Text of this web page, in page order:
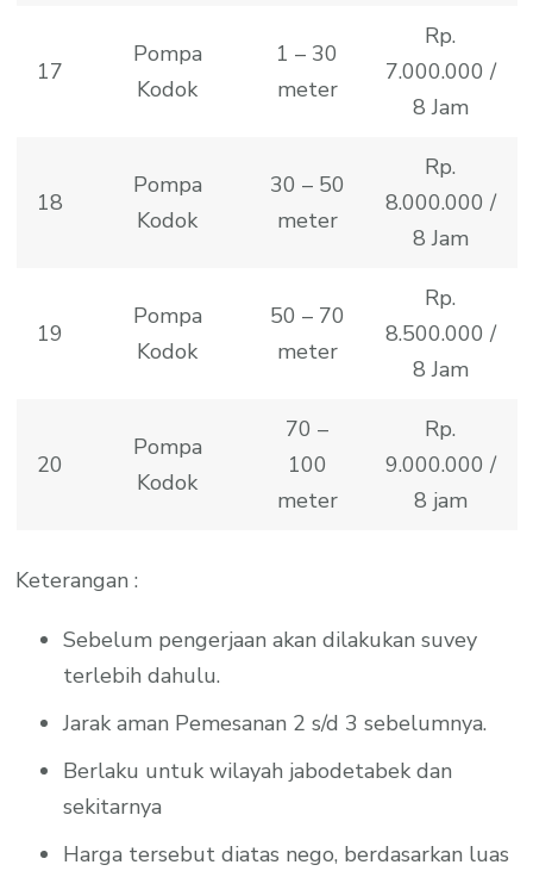
17
Pompa
Kodok
1 – 30
meter
Rp.
7.000.000 /
8 Jam
18
Pompa
Kodok
30 – 50
meter
Rp.
8.000.000 /
8 Jam
19
Pompa
Kodok
50 – 70
meter
Rp.
8.500.000 /
8 Jam
20
Pompa
Kodok
70 –
100
meter
Rp.
9.000.000 /
8 jam
Keterangan :
Sebelum pengerjaan akan dilakukan suvey
terlebih dahulu.
Jarak aman Pemesanan 2 s/d 3 sebelumnya.
Berlaku untuk wilayah jabodetabek dan
sekitarnya
Harga tersebut diatas nego, berdasarkan luas